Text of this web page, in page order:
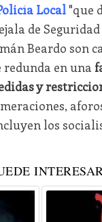
Local"que
de
Beardo son
en una
y
los